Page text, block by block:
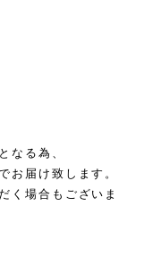
なる為、
お届け致します。
く場合もございま